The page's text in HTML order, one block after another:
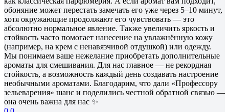
обоняние может перестать замечать его уже через 5–10 минут,
хотя окружающие продолжают его чувствовать — это
абсолютно нормальное явление. Также увеличить яркость и
стойкость часто помогает нанесение на увлажнённую кожу
(например, на крем с ненавязчивой отдушкой) или одежду.
Мы понимаем ваше нежелание приобретать дополнительные
ароматы для смешивания. Для нас главное — не рекордная
стойкость, а возможность каждый день создавать настроение
необычными ароматами. Благодарим, что дали «Профессору
зельеварения» шанс и поделились честной обратной связью —
она очень важна для нас ✨